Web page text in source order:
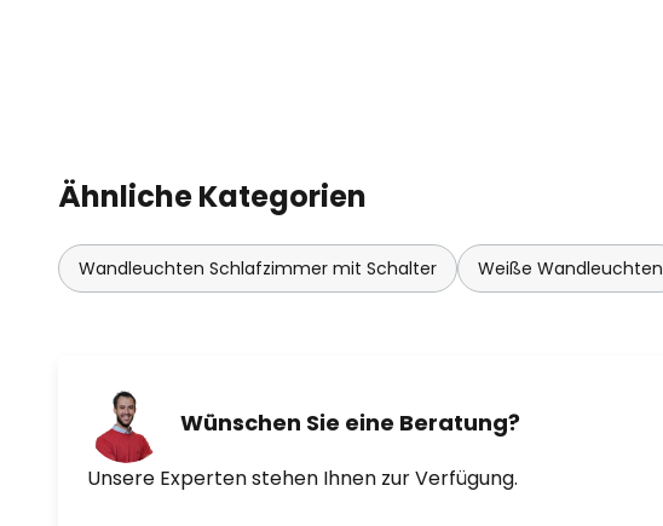
Ähnliche Kategorien
Wandleuchten Schlafzimmer mit Schalter Weiße Wandleuchten
Wünschen Sie eine Beratung?
Unsere Experten stehen Ihnen zur Verfügung.